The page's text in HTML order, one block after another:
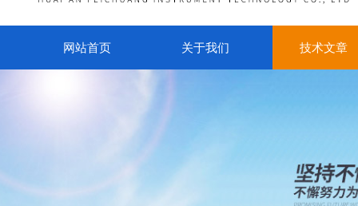
网站首页 关于我们 技术文章